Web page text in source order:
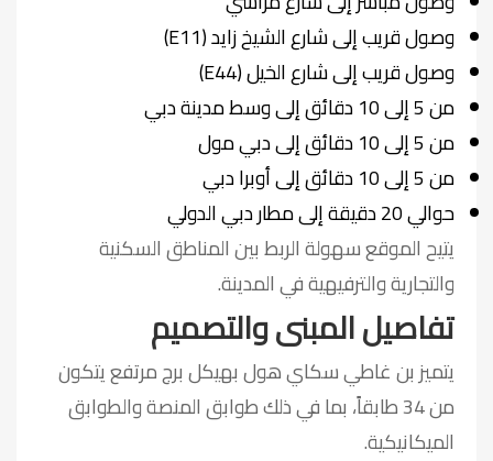
وصول قريب إلى شارع الشيخ زايد (E11)
وصول قريب إلى شارع الخيل (E44)
من 5 إلى 10 دقائق إلى وسط مدينة دبي
من 5 إلى 10 دقائق إلى دبي مول
من 5 إلى 10 دقائق إلى أوبرا دبي
حوالي 20 دقيقة إلى مطار دبي الدولي
يتيح الموقع سهولة الربط بين المناطق السكنية
والتجارية والترفيهية في المدينة.
تفاصيل المبنى والتصميم
يتميز بن غاطي سكاي هول بهيكل برج مرتفع يتكون
من 34 طابقاً، بما في ذلك طوابق المنصة والطوابق
الميكانيكية.